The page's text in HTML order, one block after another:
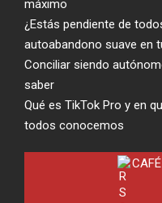
máximo
¿Estás pendiente de
autoabandono suave en
Conciliar siendo
saber
Qué es TikTok Pro y en
todos conocemos